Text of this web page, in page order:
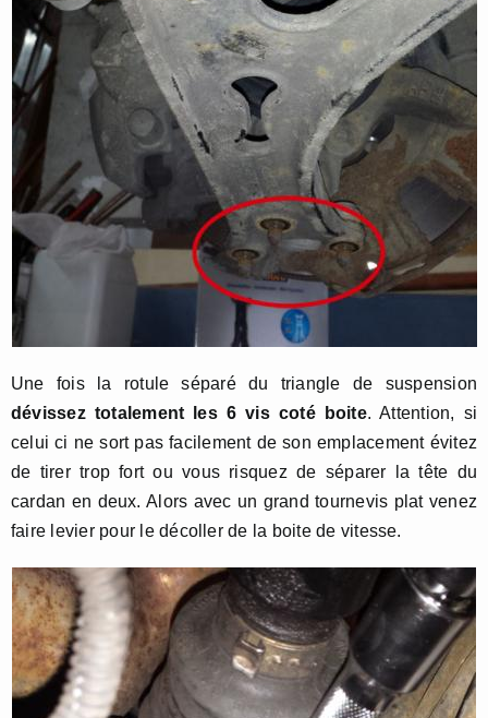
Une fois la rotule séparé du triangle de suspension
dévissez totalement les 6 vis coté boite. Attention, si
celui ci ne sort pas facilement de son emplacement évitez
de tirer trop fort ou vous risquez de séparer la tête du
cardan en deux. Alors avec un grand tournevis plat venez
faire levier pour le décoller de la boite de vitesse.